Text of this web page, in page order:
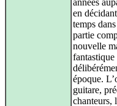
années
en
temps
partie
nouvelle
fantastique
époque.
guitare,
chanteurs,